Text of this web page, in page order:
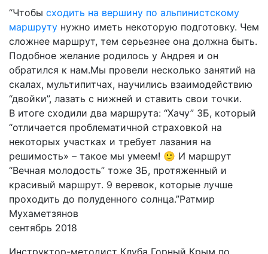
“Чтобы сходить на вершину по альпинистскому
маршруту нужно иметь некоторую подготовку. Чем
сложнее маршрут, тем серьезнее она должна быть.
Подобное желание родилось у Андрея и он
обратился к нам.Мы провели несколько занятий на
скалах, мультипитчах, научились взаимодействию
“двойки”, лазать с нижней и ставить свои точки.
В итоге сходили два маршрута: “Хачу” 3Б, который
“отличается проблематичной страховкой на
некоторых участках и требует лазания на
решимость» – такое мы умеем! 🙂 И маршрут
“Вечная молодость” тоже 3Б, протяженный и
красивый маршрут. 9 веревок, которые лучше
проходить до полуденного солнца.”Ратмир
Мухаметзянов
сентябрь 2018
Инструктор-методист Клуба Горный Крым по